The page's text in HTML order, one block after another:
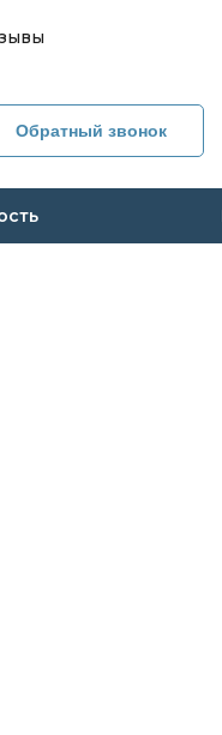
Обратный звонок